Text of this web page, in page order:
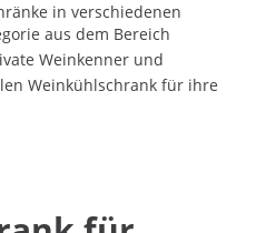
in verschiedenen
aus dem Bereich
Weinkenner und
Weinkühlschrank für ihre